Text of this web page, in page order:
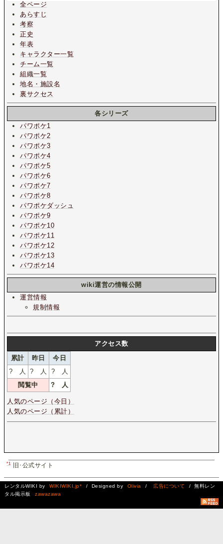
全ページ
あらすじ
考察
正史
年表
キャラクター一覧
チーム一覧
組織一覧
地名・施設名
裏サクセス
各シリーズ
パワポケ1
パワポケ2
パワポケ3
パワポケ4
パワポケ5
パワポケ6
パワポケ7
パワポケ8
パワポケダッシュ
パワポケ9
パワポケ10
パワポケ11
パワポケ12
パワポケ13
パワポケ14
wiki運営の情報公開
運営情報
規制情報
アクセス数
累計
昨日
今日
? 人 ? 人 ? 人
閲覧中
? 人
人気のページ（今日）
人気のページ（累計）
*1 旧･公式サイト
レンタルWIKI by WIKIWIKI.jp* / Designed by Olivia / 広告について
/ 無料レン
タル掲示板
zawazawa